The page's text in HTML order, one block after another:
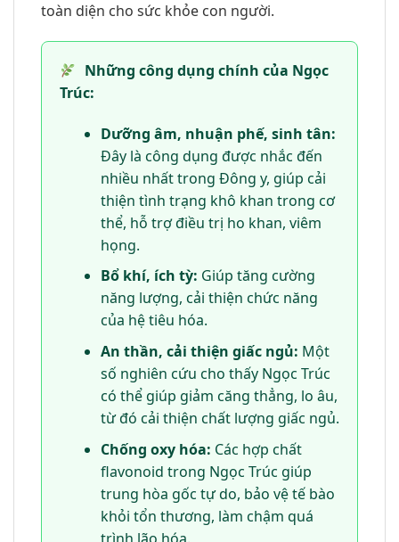
toàn diện cho sức khỏe con người.
Những công dụng chính của Ngọc
Trúc:
Dưỡng âm, nhuận phế, sinh tân:
Đây là công dụng được nhắc đến
nhiều nhất trong Đông y, giúp cải
thiện tình trạng khô khan trong cơ
thể, hỗ trợ điều trị ho khan, viêm
họng.
Bổ khí, ích tỳ: Giúp tăng cường
năng lượng, cải thiện chức năng
của hệ tiêu hóa.
An thần, cải thiện giấc ngủ: Một
số nghiên cứu cho thấy Ngọc Trúc
có thể giúp giảm căng thẳng, lo âu,
từ đó cải thiện chất lượng giấc ngủ.
Chống oxy hóa: Các hợp chất
flavonoid trong Ngọc Trúc giúp
trung hòa gốc tự do, bảo vệ tế bào
khỏi tổn thương, làm chậm quá
trình lão hóa.